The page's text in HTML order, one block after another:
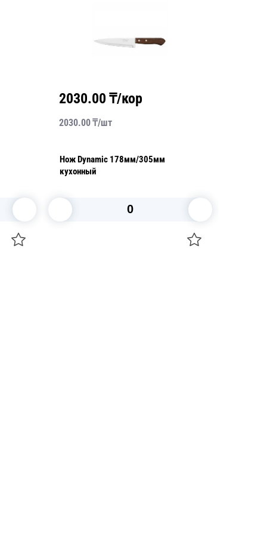
2030.00 ₸/кор
2030.00₸/шт
Нож Dynamic 178мм/305мм
кухонный